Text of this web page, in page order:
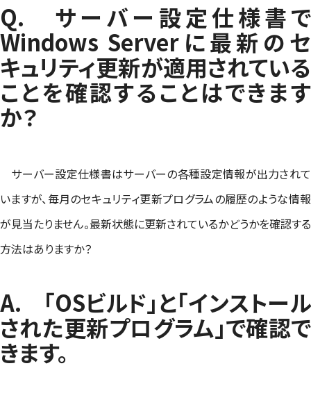
Q. サーバー設定仕様書で
Windows Serverに最新のセ
キュリティ更新が適用されている
ことを確認することはできます
か？
サーバー設定仕様書はサーバーの各種設定情報が出力されて
いますが、毎月のセキュリティ更新プログラムの履歴のような情報
が見当たりません。最新状態に更新されているかどうかを確認する
方法はありますか？
A. 「OSビルド」と「インストール
された更新プログラム」で確認で
きます。